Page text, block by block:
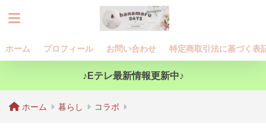
ホーム プロフィール お問い合わせ 特定商取引法に基づく表
♪Eテレ最新情報更新中♪
ホーム 暮らし コラボ